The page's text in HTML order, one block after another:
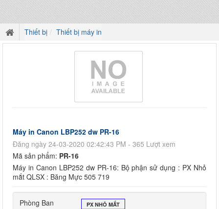
Thiết bị Thiết bị máy in
Máy in Canon LBP252 dw PR-16
Đăng ngày 24-03-2020 02:42:43 PM - 365 Lượt xem
Mã sản phẩm: PR-16
Máy in Canon LBP252 dw PR-16: Bộ phận sử dụng : PX Nhỏ
mắt QLSX : Băng Mực 505 719
Phòng Ban PX NHỎ MẮT